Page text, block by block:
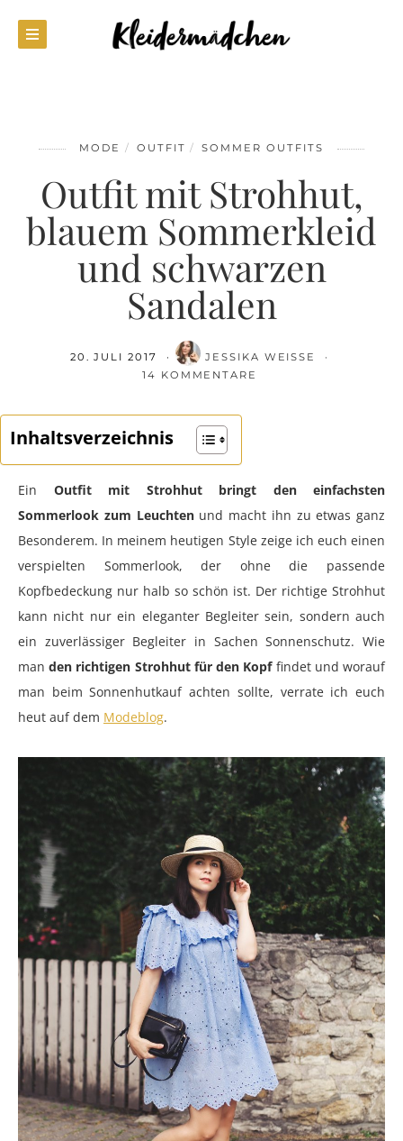
MODE OUTFIT SOMMER OUTFITS
Outfit mit Strohhut,
blauem Sommerkleid
und schwarzen
Sandalen
20. JULI 2017
JESSIKA WEISSE
14 KOMMENTARE
Inhaltsverzeichnis
Ein Outfit mit Strohhut bringt den einfachsten
Sommerlook zum Leuchtenund macht ihn zu etwas ganz
Besonderem. In meinem heutigen Style zeige ich euch einen
verspielten Sommerlook, der ohne die passende
Kopfbedeckung nur halb so schön ist. Der richtige Strohhut
kann nicht nur ein eleganter Begleiter sein, sondern auch
ein zuverlässiger Begleiter in Sachen Sonnenschutz. Wie
manden richtigen Strohhut für den Kopffindet und worauf
man beim Sonnenhutkauf achten sollte, verrate ich euch
heut auf dem Modeblog.